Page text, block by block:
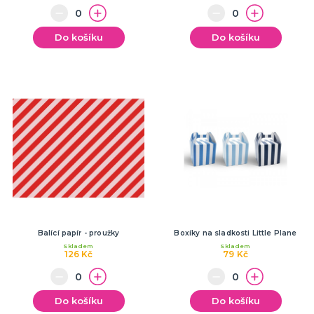
Do košíku Do košíku
Balící papír - proužky
126 Kč
Skladem
Do košíku
Boxíky na sladkosti Little Plane
79 Kč
Skladem
Do košíku